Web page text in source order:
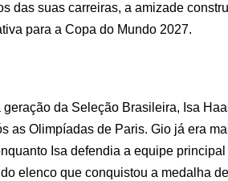
das suas carreiras, a amizade
para a Copa do Mundo 2027.
geração da Seleção Brasileira, Isa
as Olimpíadas de Paris. Gio já era
Isa defendia a equipe
elenco que conquistou a medalha